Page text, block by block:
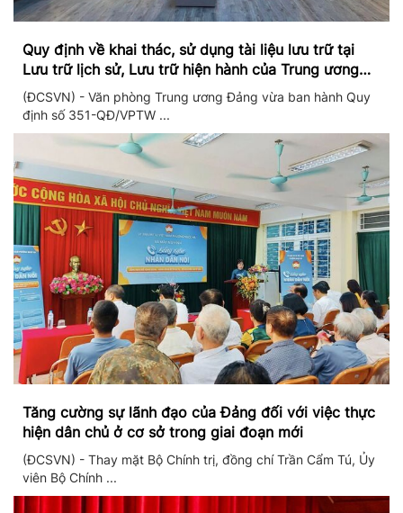
Quy định về khai thác, sử dụng tài liệu lưu trữ tại
Lưu trữ lịch sử, Lưu trữ hiện hành của Trung ương
Đảng và Văn phòng Trung ương Đảng
(ĐCSVN) - Văn phòng Trung ương Đảng vừa ban hành Quy
định số 351-QĐ/VPTW ...
Tăng cường sự lãnh đạo của Đảng đối với việc thực
hiện dân chủ ở cơ sở trong giai đoạn mới
(ĐCSVN) - Thay mặt Bộ Chính trị, đồng chí Trần Cẩm Tú, Ủy
viên Bộ Chính ...